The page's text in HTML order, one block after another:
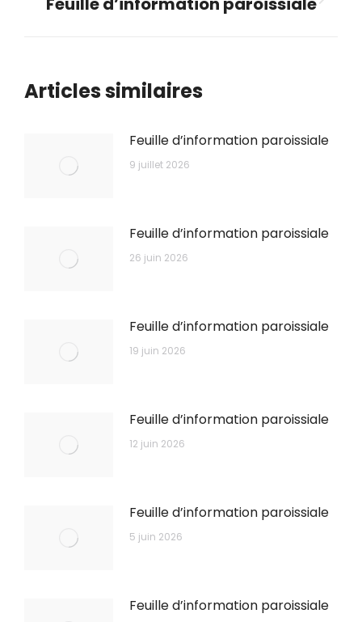
Articles similaires
Feuille d’information paroissiale
9 juillet 2026
Feuille d’information paroissiale
26 juin 2026
Feuille d’information paroissiale
19 juin 2026
Feuille d’information paroissiale
12 juin 2026
Feuille d’information paroissiale
5 juin 2026
Feuille d’information paroissiale